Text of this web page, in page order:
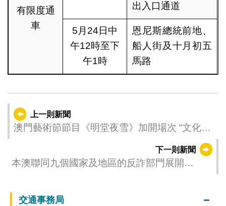
有限度通
車
出入口通道
5月24日中
午12時至下
午1時
恩尼斯總統前地、
船人街及十月初五
馬路
上一則新聞
澳門藝術節節目《明堂夜雪》加開場次 “文化多
下一則新聞
本澳聯同九個國家及地區的反詐部門展開
絡詐騙
交通事務局